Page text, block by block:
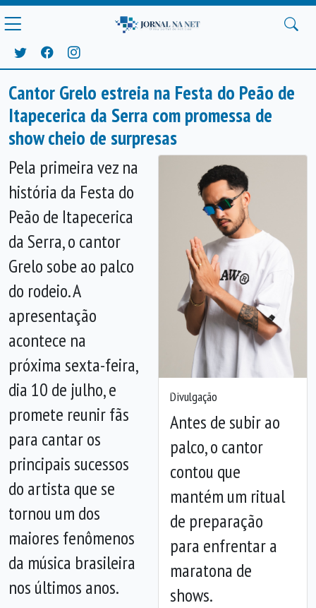
Cantor Grelo estreia na Festa do Peão de
Itapecerica da Serra com promessa de
show cheio de surpresas
Divulgação
Antes de subir ao
palco, o cantor
contou que
mantém um ritual
de preparação
para enfrentar a
maratona de
shows.
Anterior
Pela primeira vez na
história da Festa do
Peão de Itapecerica
da Serra, o cantor
Grelo sobe ao palco
do rodeio. A
apresentação
acontece na
próxima sexta-feira,
dia 10 de julho, e
promete reunir fãs
para cantar os
principais sucessos
do artista que se
tornou um dos
maiores fenômenos
da música brasileira
nos últimos anos.